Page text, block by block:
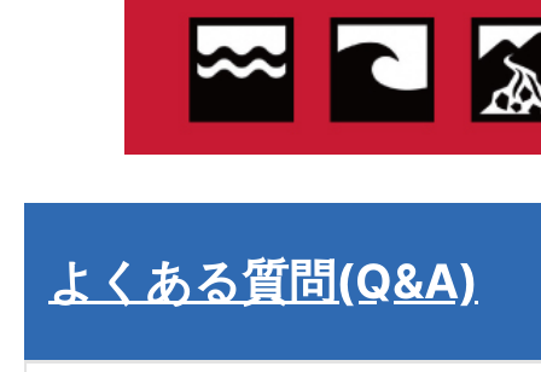
よくある質問(Q&A)